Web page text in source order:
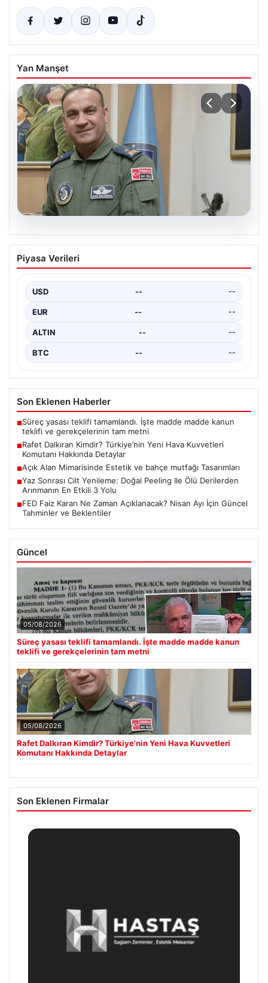
Yan Manşet
Rafet Dalkıran Kimdir? Türkiye’nin Yeni
Hava Kuvvetleri Komutanı Hakkında
Türkiye'nin askeri yönetiminde önemli bir yere sahip
Yüksek…
Piyasa Verileri
USD -- --
EUR -- --
ALTIN -- --
BTC -- --
Son Eklenen Haberler
■Süreç yasası teklifi tamamlandı. İşte madde madde kanun
teklifi ve gerekçelerinin tam metni
■Rafet Dalkıran Kimdir? Türkiye’nin Yeni Hava Kuvvetleri
Komutanı Hakkında Detaylar
■Açık Alan Mimarisinde Estetik ve bahçe mutfağı Tasarımları
■Yaz Sonrası Cilt Yenileme: Doğal Peeling Ile Ölü Derilerden
Arınmanın En Etkili 3 Yolu
■FED Faiz Kararı Ne Zaman Açıklanacak? Nisan Ayı İçin Güncel
Tahminler ve Beklentiler
Güncel
05/08/2026
Süreç yasası teklifi tamamlandı. İşte madde madde kanun
teklifi ve gerekçelerinin tam metni
05/08/2026
Rafet Dalkıran Kimdir? Türkiye’nin Yeni Hava Kuvvetleri
Komutanı Hakkında Detaylar
Son Eklenen Firmalar